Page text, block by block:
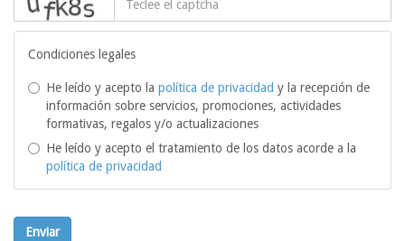
Condiciones legales
He leído y acepto la política de privacidad y la recepción de
información sobre servicios, promociones, actividades
formativas, regalos y/o actualizaciones
He leído y acepto el tratamiento de los datos acorde a la
política de privacidad
Enviar